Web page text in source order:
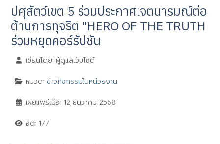
ปศุสัตว์เขต 5 ร่วมประกาศเจตนารมณ์ต่อ
ต้านการทุจริต "HERO OF THE TRUTH
ร่วมหยุดคอร์รัปชัน
เขียนโดย: ผู้ดูแลเว็บไซต์
หมวด: ข่าวกิจกรรมในหน่วยงาน
เผยแพร่เมื่อ: 12 ธันวาคม 2568
ฮิต: 177